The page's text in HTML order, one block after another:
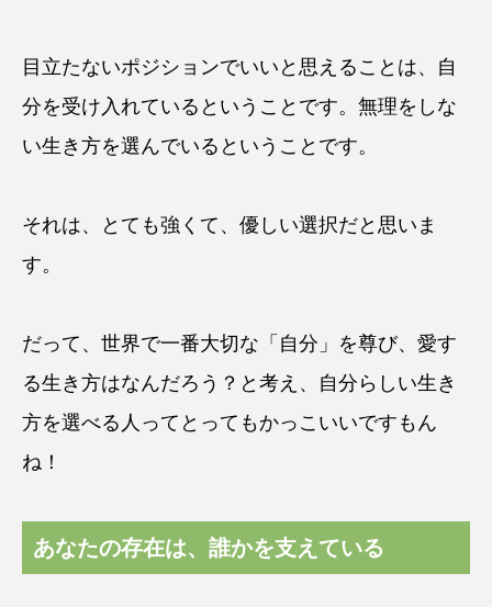
目立たないポジションでいいと思えることは、自
分を受け入れているということです。無理をしな
い生き方を選んでいるということです。
それは、とても強くて、優しい選択だと思いま
す。
だって、世界で一番大切な「自分」を尊び、愛す
る生き方はなんだろう？と考え、自分らしい生き
方を選べる人ってとってもかっこいいですもん
ね！
あなたの存在は、誰かを支えている